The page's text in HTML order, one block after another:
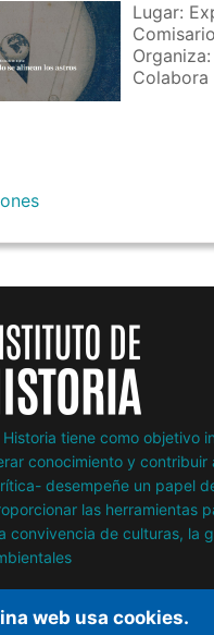
Lugar:
Colabora
tiene como objetivo
conocimiento y
desempeñe un papel
las herramientas
convivencia de culturas, la
web usa cookies.